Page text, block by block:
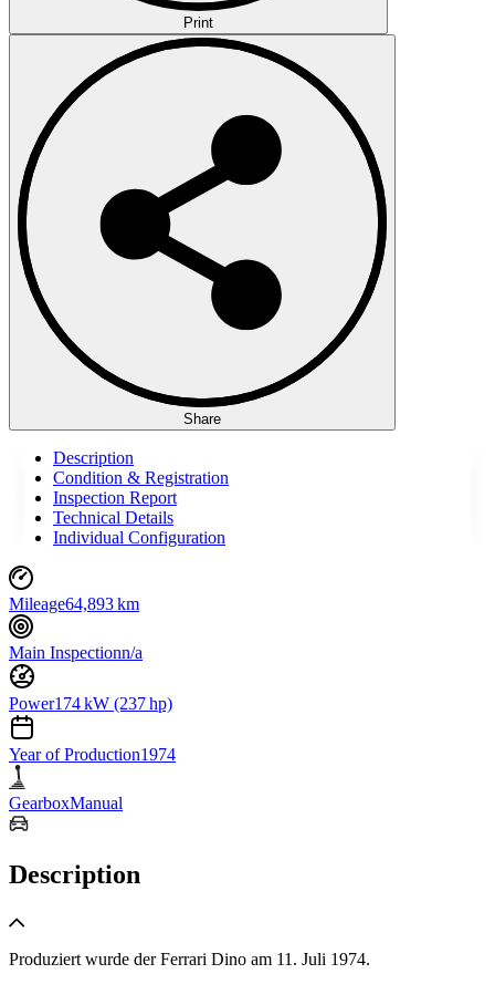
Print
Share
Description
Condition & Registration
Inspection Report
Technical Details
Individual Configuration
Mileage64,893 km
Main Inspectionn/a
Power174 kW (237 hp)
Year of Production1974
GearboxManual
Description
Produziert wurde der Ferrari Dino am 11. Juli 1974.